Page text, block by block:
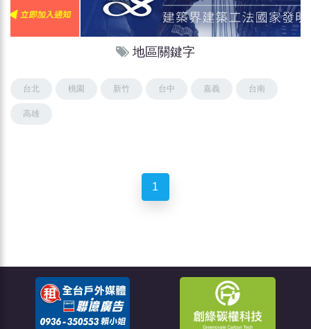
地區關鍵字
台北 桃園 新竹 台中 嘉義 台南
高雄
1